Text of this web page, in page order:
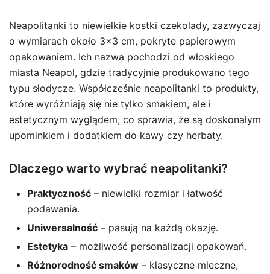
Neapolitanki to niewielkie kostki czekolady, zazwyczaj
o wymiarach około 3×3 cm, pokryte papierowym
opakowaniem. Ich nazwa pochodzi od włoskiego
miasta Neapol, gdzie tradycyjnie produkowano tego
typu słodycze. Współcześnie neapolitanki to produkty,
które wyróżniają się nie tylko smakiem, ale i
estetycznym wyglądem, co sprawia, że są doskonałym
upominkiem i dodatkiem do kawy czy herbaty.
Dlaczego warto wybrać neapolitanki?
Praktyczność – niewielki rozmiar i łatwość
podawania.
Uniwersalność – pasują na każdą okazję.
Estetyka – możliwość personalizacji opakowań.
Różnorodność smaków – klasyczne mleczne,